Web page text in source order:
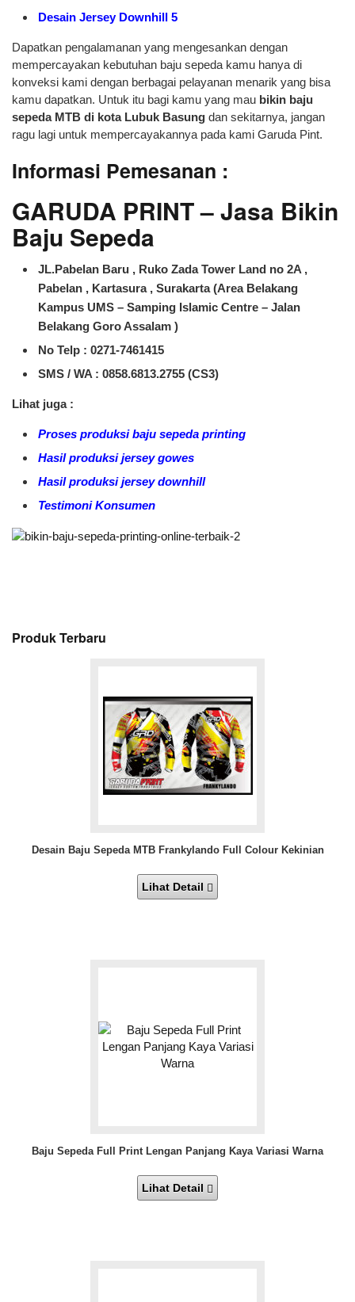
Desain Jersey Downhill 5
Dapatkan pengalamanan yang mengesankan dengan
mempercayakan kebutuhan baju sepeda kamu hanya di
konveksi kami dengan berbagai pelayanan menarik yang bisa
kamu dapatkan. Untuk itu bagi kamu yang mau bikin baju
sepeda MTB di kota Lubuk Basung dan sekitarnya, jangan
ragu lagi untuk mempercayakannya pada kami Garuda Pint.
Informasi Pemesanan :
GARUDA PRINT – Jasa Bikin
Baju Sepeda
JL.Pabelan Baru , Ruko Zada Tower Land no 2A ,
Pabelan , Kartasura , Surakarta (Area Belakang
Kampus UMS – Samping Islamic Centre – Jalan
Belakang Goro Assalam )
No Telp : 0271-7461415
SMS / WA : 0858.6813.2755 (CS3)
Lihat juga :
Proses produksi baju sepeda printing
Hasil produksi jersey gowes
Hasil produksi jersey downhill
Testimoni Konsumen
Produk Terbaru
Desain Baju Sepeda MTB Frankylando Full Colour Kekinian
Lihat Detail
Baju Sepeda Full Print Lengan Panjang Kaya Variasi Warna
Lihat Detail